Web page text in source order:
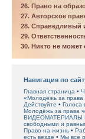
26. Право на
27. Авторское
28. Справедливый
29.
30. Никто не может
Навигация по
Главная страница
«Молодёжь за права
Действуйте
Голоса
Молодёжь за права
ВИДЕОМАТЕРИАЛЫ
свободными и
Право на жизнь
есть везде
Мы все